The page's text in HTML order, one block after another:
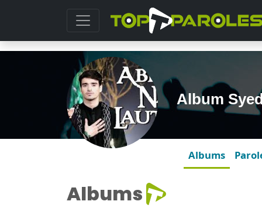
Album
Albums
Albums